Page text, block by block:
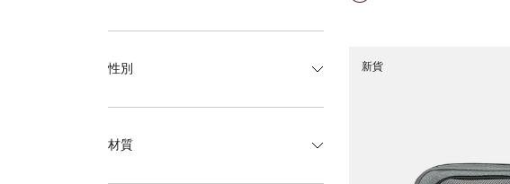
性別
材質
新貨